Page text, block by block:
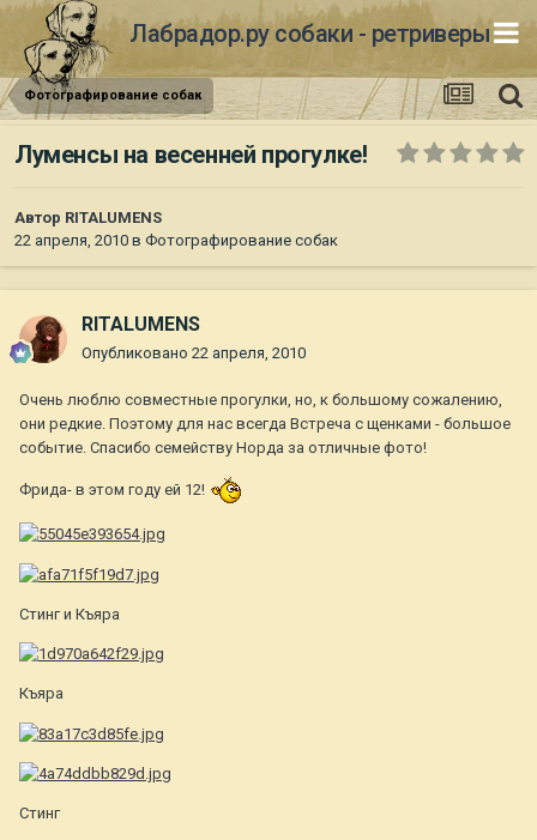
Лабрадор.ру собаки - ретриверы
Фотографирование собак
Луменсы на весенней прогулке!
Автор RITALUMENS
22 апреля, 2010 в Фотографирование собак
RITALUMENS
Опубликовано 22 апреля, 2010
Очень люблю совместные прогулки, но, к большому сожалению,
они редкие. Поэтому для нас всегда Встреча с щенками - большое
событие. Спасибо семейству Норда за отличные фото!
Фрида- в этом году ей 12!
Стинг и Къяра
Къяра
Стинг